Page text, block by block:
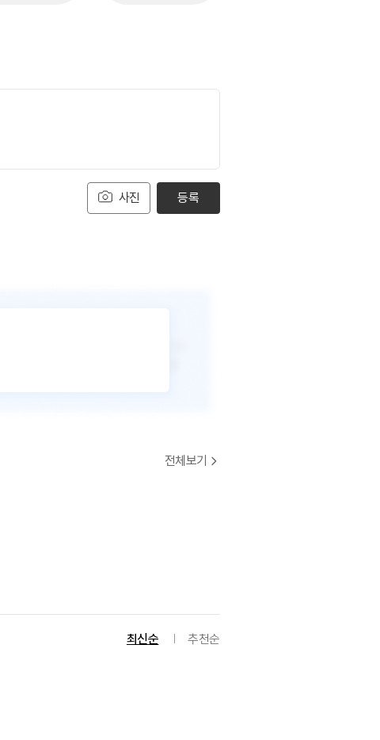
사진 등록
전체보기
최신순 추천순